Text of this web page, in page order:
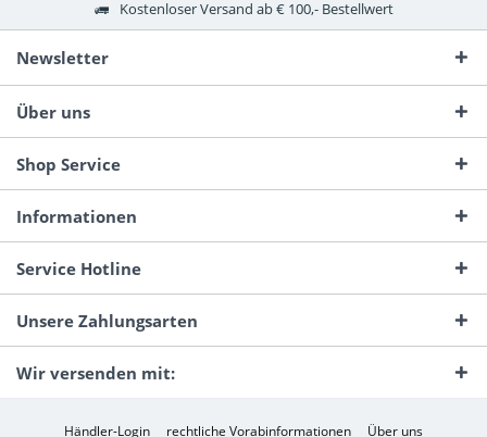
Kostenloser Versand ab € 100,- Bestellwert
Newsletter
Über uns
Shop Service
Informationen
Service Hotline
Unsere Zahlungsarten
Wir versenden mit:
Händler-Login rechtliche Vorabinformationen Über uns